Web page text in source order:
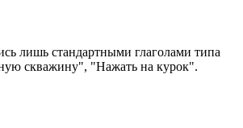
лишь стандартными глаголами типа
скважину", "Нажать на курок".